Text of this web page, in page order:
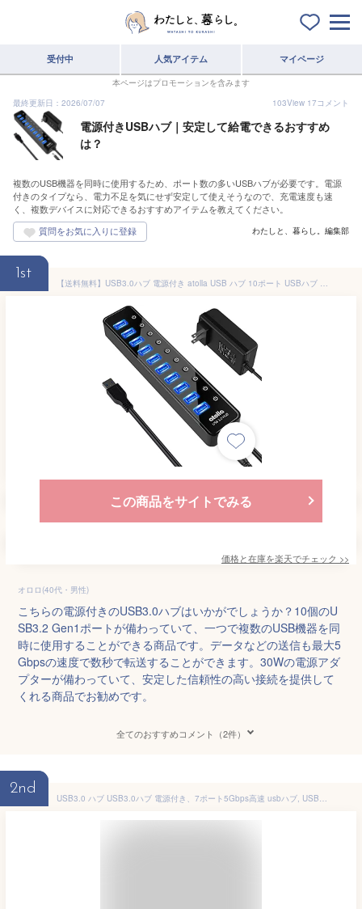
受付中 人気アイテム マイページ
本ページはプロモーションを含みます
最終更新日：2026/07/07
103View 17コメント
電源付きUSBハブ｜安定して給電できるおすすめ
は？
複数のUSB機器を同時に使用するため、ポート数の多いUSBハブが必要です。電源
付きのタイプなら、電力不足を気にせず安定して使えそうなので、充電速度も速
く、複数デバイスに対応できるおすすめアイテムを教えてください。
わたしと、暮らし。編集部
1st
【送料無料】USB3.0ハブ 電源付き atolla USB ハブ 10ポート USBハブ セルフパワー/バスパワー USB Hub 5Gbps高速データ伝送 USB3.0 拡張 独立スイッチ付き 12V/2.5A ACアダプタ付き Android/Windows/MacBook/Mac/Surface Pro等システムとノートPC対応
この商品をサイトでみる
価格と在庫を楽天でチェック >>
オロロ(40代・男性)
こちらの電源付きのUSB3.0ハブはいかがでしょうか？10個のU
SB3.2 Gen1ポートが備わっていて、一つで複数のUSB機器を同
時に使用することができる商品です。データなどの送信も最大5
Gbpsの速度で数秒で転送することができます。30Wの電源アダ
プターが備わっていて、安定した信頼性の高い接続を提供して
くれる商品でお勧めです。
全てのおすすめコメント（2件）
2nd
USB3.0 ハブ USB3.0ハブ 電源付き、7ポート5Gbps高速 usbハブ, USB拡張 セルフパワー/バスパワー 【USB 3.0 HUB 独立スイッチ付・5V/1A ACアダプタ】